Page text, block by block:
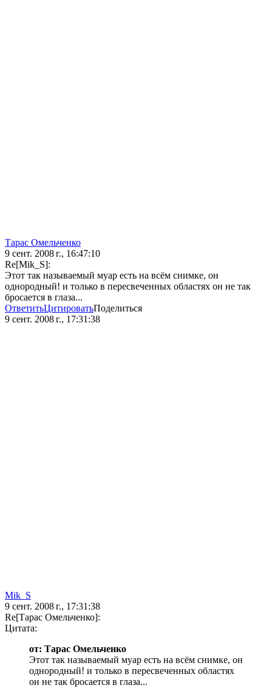
Тарас Омельченко
9 сент. 2008 г., 16:47:10
Re[Mik_S]:
Этот так называемый муар есть на всём снимке, он
однородный! и только в пересвеченных областях он не так
бросается в глаза...
ОтветитьЦитироватьПоделиться
9 сент. 2008 г., 17:31:38
Mik_S
9 сент. 2008 г., 17:31:38
Re[Тарас Омельченко]:
Цитата:
от: Тарас Омельченко
Этот так называемый муар есть на всём снимке, он
однородный! и только в пересвеченных областях
он не так бросается в глаза...